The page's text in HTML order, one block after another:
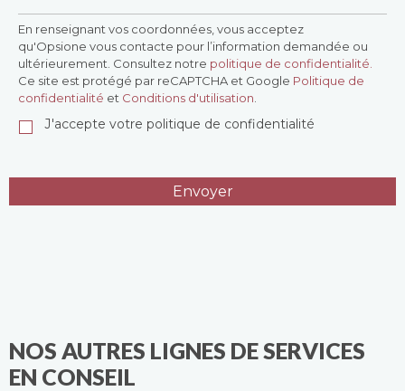
Confidentialité *
En renseignant vos coordonnées, vous acceptez
qu'Opsione vous contacte pour l’information demandée ou
ultérieurement. Consultez notre politique de confidentialité.
Ce site est protégé par reCAPTCHA et Google Politique de
confidentialité et Conditions d'utilisation.
J'accepte votre politique de confidentialité
NOS AUTRES LIGNES DE SERVICES
EN CONSEIL